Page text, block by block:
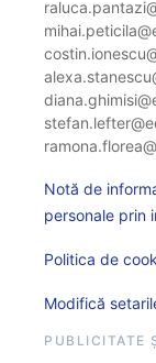
Notă de
personale prin
Politica de
Modifică
PUBLICITATE